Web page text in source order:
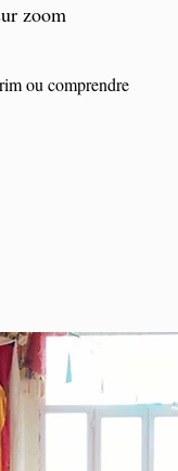
zoom
ou comprendre